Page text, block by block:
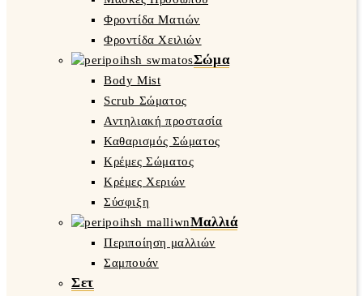
Φροντίδα Ματιών
Φροντίδα Χειλιών
Σώμα
Body Mist
Scrub Σώματος
Αντηλιακή προστασία
Καθαρισμός Σώματος
Κρέμες Σώματος
Κρέμες Χεριών
Σύσφιξη
Μαλλιά
Περιποίηση μαλλιών
Σαμπουάν
Σετ